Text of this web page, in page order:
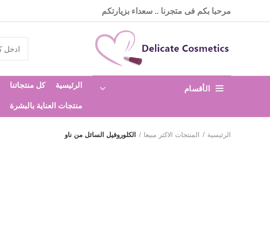
مرحبا بكم فى متجرنا .. سعداء بزيارتكم
الأقسام الرئيسية كل منتجاتنا
منتجات العناية بالبشرة
الرئيسية المنتجات الاكثر مبيعا الكلوروفيل السائل من ناو